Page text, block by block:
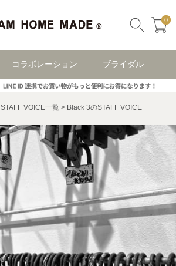
0
コラボレーション ブライダル
STAFF VOICE一覧 Black 3のSTAFF VOICE